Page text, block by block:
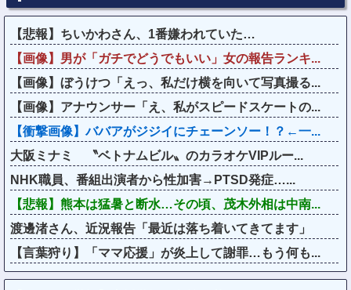
【悲報】ちいかわさん、1番嫌われていた…
【画像】男が「ガチでどうでもいい」女の報告ランキ...
【画像】ぼうけつ「えっ、私だけ横を向いて写真撮る...
【画像】アナウンサー「え、私がスピードスケートの...
【衝撃画像】ババアがジジイにチェーンソー！？←一...
大阪ミナミ 〝ベトナムビル〟のカラオケVIPルー...
NHK職員、番組出演者から性加害→PTSD発症…...
【悲報】熊本は猛暑と断水…その頃、茂木外相は中南...
渡邊渚さん、近況報告「最近は落ち着いてきてます」
【言葉狩り】「ママ応援」が炎上して謝罪…もう何も...